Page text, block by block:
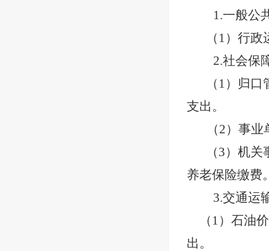
1.一般公
（1）行
2.社会保
（1）归
支出。
（2）事
（3）机
养老保险缴费
3.交通运
（1）石油
出。